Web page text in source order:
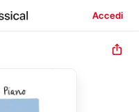
Accedi